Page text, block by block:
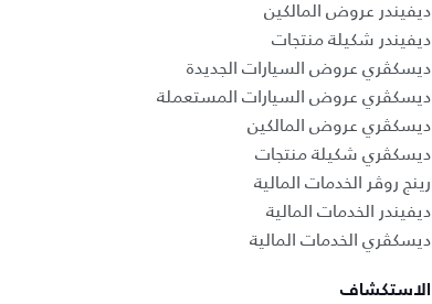
ديفيندر عروض المالكين
ديفيندر شكيلة منتجات
ديسكڤري عروض السيارات الجديدة
ديسكڤري عروض السيارات المستعملة
ديسكڤري عروض المالكين
ديسكڤري شكيلة منتجات
رينج روڤر الخدمات المالية
ديفيندر الخدمات المالية
ديسكڤري الخدمات المالية
الاستكشاف